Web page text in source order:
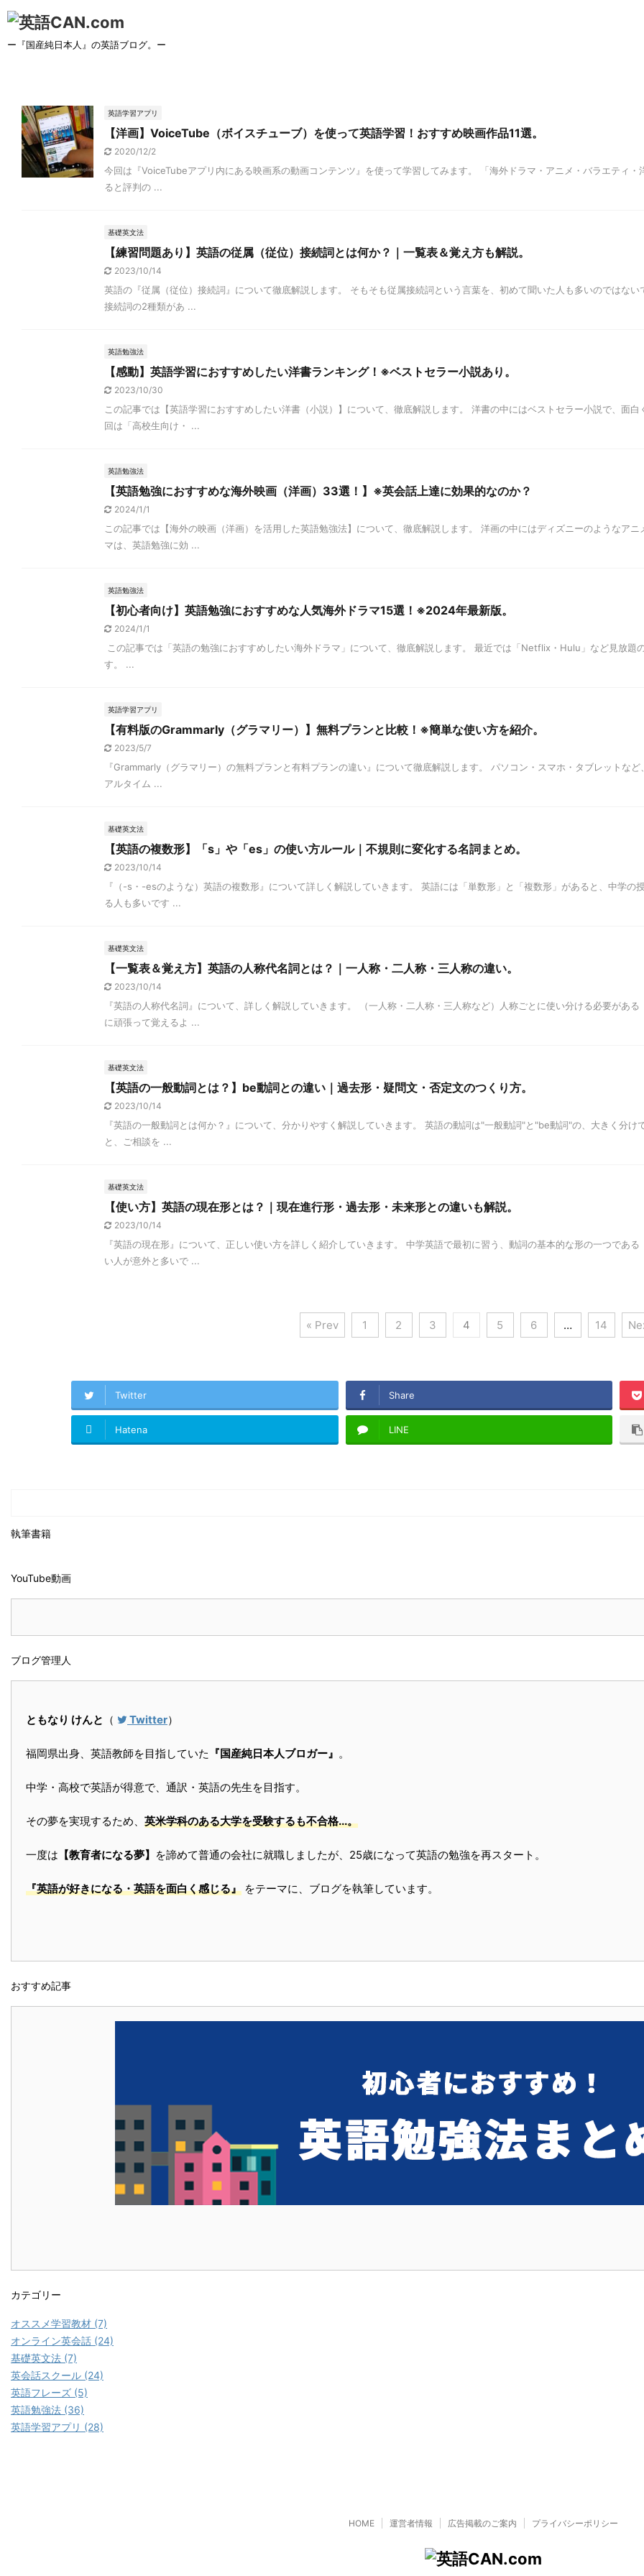
ー『国産純日本人』の英語ブログ。ー
英語学習アプリ
【洋画】VoiceTube（ボイスチューブ）を使って英語学習！おすすめ映画作品11選。
2020/12/2
今回は『VoiceTubeアプリ内にある映画系の動画コンテンツ』を使って学習してみます。 「海外ドラマ・アニメ・バラエティ
ると評判の ...
基礎英文法
【練習問題あり】英語の従属（従位）接続詞とは何か？｜一覧表＆覚え方も解説。
2023/10/14
英語の『従属（従位）接続詞』について徹底解説します。 そもそも従属接続詞という言葉を、初めて聞いた人も多いのではな
接続詞の2種類があ ...
英語勉強法
【感動】英語学習におすすめしたい洋書ランキング！※ベストセラー小説あり。
2023/10/30
この記事では【英語学習におすすめしたい洋書（小説）】について、徹底解説します。 洋書の中にはベストセラー小説で、面
回は「高校生向け・ ...
英語勉強法
【英語勉強におすすめな海外映画（洋画）33選！】※英会話上達に効果的なのか？
2024/1/1
この記事では【海外の映画（洋画）を活用した英語勉強法】について、徹底解説します。 洋画の中にはディズニーのようなア
マは、英語勉強に効 ...
英語勉強法
【初心者向け】英語勉強におすすめな人気海外ドラマ15選！※2024年最新版。
2024/1/1
この記事では「英語の勉強におすすめしたい海外ドラマ」について、徹底解説します。 最近では「Netflix・Hulu」など見放題
す。 ...
英語学習アプリ
【有料版のGrammarly（グラマリー）】無料プランと比較！※簡単な使い方を紹介。
2023/5/7
『Grammarly（グラマリー）の無料プランと有料プランの違い』について徹底解説します。 パソコン・スマホ・タブレットな
アルタイム ...
基礎英文法
【英語の複数形】「s」や「es」の使い方ルール｜不規則に変化する名詞まとめ。
2023/10/14
『（-s・-esのような）英語の複数形』について詳しく解説していきます。 英語には「単数形」と「複数形」があると、中学
る人も多いです ...
基礎英文法
【一覧表＆覚え方】英語の人称代名詞とは？｜一人称・二人称・三人称の違い。
2023/10/14
『英語の人称代名詞』について、詳しく解説していきます。 （一人称・二人称・三人称など）人称ごとに使い分ける必要があ
に頑張って覚えるよ ...
基礎英文法
【英語の一般動詞とは？】be動詞との違い｜過去形・疑問文・否定文のつくり方。
2023/10/14
『英語の一般動詞とは何か？』について、分かりやすく解説していきます。 英語の動詞は"一般動詞"と"be動詞"の、大きく分
と、ご相談を ...
基礎英文法
【使い方】英語の現在形とは？｜現在進行形・過去形・未来形との違いも解説。
2023/10/14
『英語の現在形』について、正しい使い方を詳しく紹介していきます。 中学英語で最初に習う、動詞の基本的な形の一つであ
い人が意外と多いで ...
« Prev 1 2 3 4 5 6 … 14
Twitter Share
Hatena LINE
執筆書籍
YouTube動画
ブログ管理人
ともなり けんと （ Twitter）
福岡県出身、英語教師を目指していた 『国産純日本人ブロガー』 。
中学・高校で英語が得意で、通訳・英語の先生を目指す。
その夢を実現するため、 英米学科のある大学を受験するも不合格...。
一度は 【教育者になる夢】 を諦めて普通の会社に就職しましたが、25歳になって英語の勉強を再スタート。
『英語が好きになる・英語を面白く感じる』 をテーマに、ブログを執筆しています。
おすすめ記事
カテゴリー
オススメ学習教材 (7)
オンライン英会話 (24)
基礎英文法 (7)
英会話スクール (24)
英語フレーズ (5)
英語勉強法 (36)
英語学習アプリ (28)
HOME 運営者情報 広告掲載のご案内 プライバシーポリシー